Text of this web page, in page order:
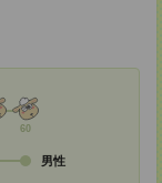
60
男性